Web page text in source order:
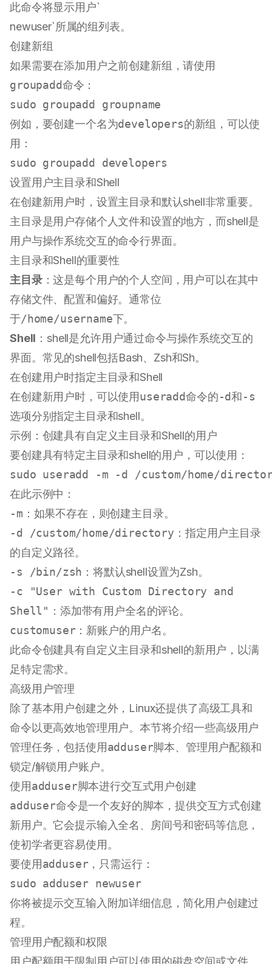
此命令将显示用户`
newuser`所属的组列表。
创建新组
如果需要在添加用户之前创建新组，请使用
groupadd命令：
sudo
例如，要创建一个名为developers的新组，可以使
用：
sudo
设置用户主目录和Shell
在创建新用户时，设置主目录和默认shell非常重要。
主目录是用户存储个人文件和设置的地方，而shell是
用户与操作系统交互的命令行界面。
主目录和Shell的重要性
主目录：这是每个用户的个人空间，用户可以在其中
存储文件、配置和偏好。通常位
于/home/username下。
Shell ：shell是允许用户通过命令与操作系统交互的
界面。常见的shell包括Bash、Zsh和Sh。
在创建用户时指定主目录和Shell
在创建新用户时，可以使用useradd命令的-d和-s
选项分别指定主目录和shell。
示例：创建具有自定义主目录和Shell的用户
要创建具有特定主目录和shell的用户，可以使用：
sudo useradd -m -d /custom/home/
在此示例中：
-m ：如果不存在，则创建主目录。
-d /custom/home/directory ：指定用户主目录
的自定义路径。
-s /bin/zsh ：将默认shell设置为Zsh。
-c "User with Custom Directory and
Shell" ：添加带有用户全名的评论。
customuser：新账户的用户名。
此命令创建具有自定义主目录和shell的新用户，以满
足特定需求。
高级用户管理
除了基本用户创建之外，Linux还提供了高级工具和
命令以更高效地管理用户。本节将介绍一些高级用户
管理任务，包括使用adduser脚本、管理用户配额和
锁定/解锁用户账户。
使用adduser脚本进行交互式用户创建
adduser命令是一个友好的脚本，提供交互方式创建
新用户。它会提示输入全名、房间号和密码等信息，
使初学者更容易使用。
要使用adduser，只需运行：
sudo
adduser newuser
你将被提示交互输入附加详细信息，简化用户创建过
程。
管理用户配额和权限
用户配额用于限制用户可以使用的磁盘空间或文件